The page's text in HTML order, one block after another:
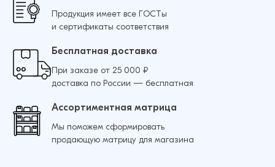
Продукция имеет все ГОСТы
и сертификаты соответствия
Бесплатная доставка
При заказе от 25 000 ₽
доставка по России — бесплатная
Ассортиментная матрица
Мы поможем сформировать
продающую матрицу для магазина